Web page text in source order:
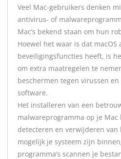
Veel Mac-gebruikers denken
antivirus- of
Mac’s bekend staan om hun
Hoewel het waar is dat macOS
beveiligingsfuncties heeft, is
om extra maatregelen te
beschermen tegen virussen
software.
Het installeren van een
malwareprogramma op je
detecteren en verwijderen
mogelijk je systeem zijn
programma’s scannen je